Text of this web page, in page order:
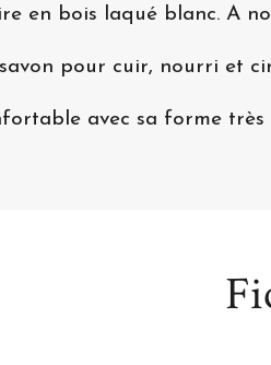
en bois laqué blanc. A
pour cuir, nourri et
avec sa forme très